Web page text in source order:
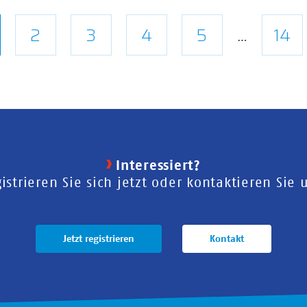
Seite
2 Seite
3 Seite
4 Seite
5 … 14
Interessiert?
Sie sich jetzt oder kontaktieren Sie
Jetzt registrieren Kontakt